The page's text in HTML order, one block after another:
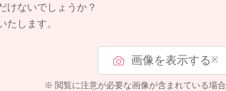
けないでしょうか？
たします。
画像を表示する※
※ 閲覧に注意が必要な画像が含まれている場合